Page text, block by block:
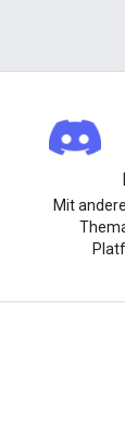
Mit